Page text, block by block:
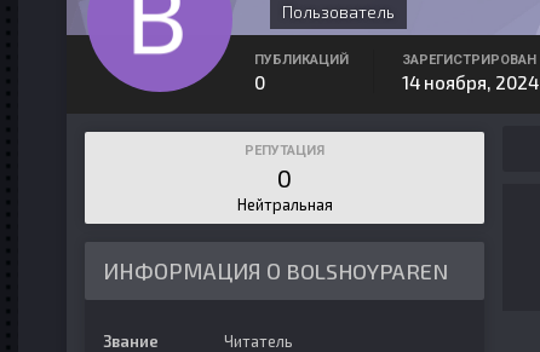
Пользователь
ПУБЛИКАЦИЙ
0
ЗАРЕГИСТРИРОВАН
14 ноября, 2024
РЕПУТАЦИЯ
0
Нейтральная
ИНФОРМАЦИЯ О BOLSHOYPAREN
Звание Читатель